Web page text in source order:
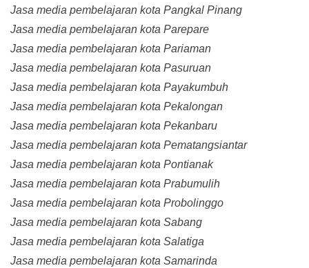
Jasa media pembelajaran kota Pangkal Pinang
Jasa media pembelajaran kota Parepare
Jasa media pembelajaran kota Pariaman
Jasa media pembelajaran kota Pasuruan
Jasa media pembelajaran kota Payakumbuh
Jasa media pembelajaran kota Pekalongan
Jasa media pembelajaran kota Pekanbaru
Jasa media pembelajaran kota Pematangsiantar
Jasa media pembelajaran kota Pontianak
Jasa media pembelajaran kota Prabumulih
Jasa media pembelajaran kota Probolinggo
Jasa media pembelajaran kota Sabang
Jasa media pembelajaran kota Salatiga
Jasa media pembelajaran kota Samarinda